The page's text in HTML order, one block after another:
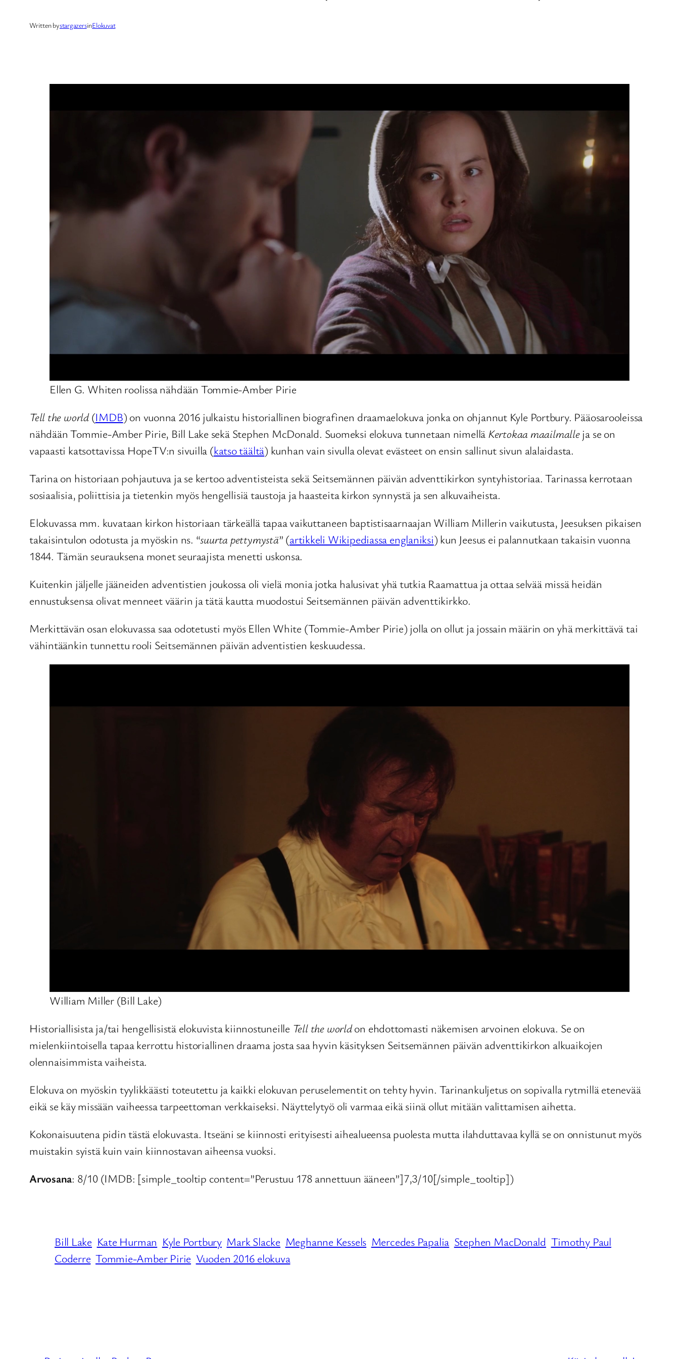
Written bystargazersinElokuvat
Ellen G. Whiten roolissa nähdään Tommie-Amber Pirie
Tell the world(IMDB) on vuonna 2016 julkaistu historiallinen biografinen draamaelokuva jonka on ohjannut Kyle Portbury. Pääosarooleissa
nähdään Tommie-Amber Pirie, Bill Lake sekä Stephen McDonald. Suomeksi elokuva tunnetaan nimellä Kertokaa maailmalleja se on
vapaasti katsottavissa HopeTV:n sivuilla (katso täältä) kunhan vain sivulla olevat evästeet on ensin sallinut sivun alalaidasta.
Tarina on historiaan pohjautuva ja se kertoo adventisteista sekä Seitsemännen päivän adventtikirkon syntyhistoriaa. Tarinassa kerrotaan
sosiaalisia, poliittisia ja tietenkin myös hengellisiä taustoja ja haasteita kirkon synnystä ja sen alkuvaiheista.
Elokuvassa mm. kuvataan kirkon historiaan tärkeällä tapaa vaikuttaneen baptistisaarnaajan William Millerin vaikutusta, Jeesuksen pikaisen
takaisintulon odotusta ja myöskin ns. “suurta pettymystä” (artikkeli Wikipediassa englaniksi) kun Jeesus ei palannutkaan takaisin vuonna
1844. Tämän seurauksena monet seuraajista menetti uskonsa.
Kuitenkin jäljelle jääneiden adventistien joukossa oli vielä monia jotka halusivat yhä tutkia Raamattua ja ottaa selvää missä heidän
ennustuksensa olivat menneet väärin ja tätä kautta muodostui Seitsemännen päivän adventtikirkko.
Merkittävän osan elokuvassa saa odotetusti myös Ellen White (Tommie-Amber Pirie) jolla on ollut ja jossain määrin on yhä merkittävä tai
vähintäänkin tunnettu rooli Seitsemännen päivän adventistien keskuudessa.
William Miller (Bill Lake)
Historiallisista ja/tai hengellisistä elokuvista kiinnostuneille Tell the worldon ehdottomasti näkemisen arvoinen elokuva. Se on
mielenkiintoisella tapaa kerrottu historiallinen draama josta saa hyvin käsityksen Seitsemännen päivän adventtikirkon alkuaikojen
olennaisimmista vaiheista.
Elokuva on myöskin tyylikkäästi toteutettu ja kaikki elokuvan peruselementit on tehty hyvin. Tarinankuljetus on sopivalla rytmillä etenevää
eikä se käy missään vaiheessa tarpeettoman verkkaiseksi. Näyttelytyö oli varmaa eikä siinä ollut mitään valittamisen aihetta.
Kokonaisuutena pidin tästä elokuvasta. Itseäni se kiinnosti erityisesti aihealueensa puolesta mutta ilahduttavaa kyllä se on onnistunut myös
muistakin syistä kuin vain kiinnostavan aiheensa vuoksi.
Arvosana: 8/10 (IMDB: [simple_tooltip content=”Perustuu 178 annettuun ääneen”]7,3/10[/simple_tooltip])
Bill Lake Kate Hurman Kyle Portbury Mark Slacke Meghanne Kessels Mercedes Papalia Stephen MacDonald Timothy Paul
Coderre Tommie-Amber Pirie Vuoden 2016 elokuva